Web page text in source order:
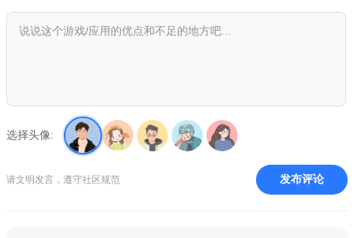
选择头像:
请文明发言，遵守社区规范 发布评论